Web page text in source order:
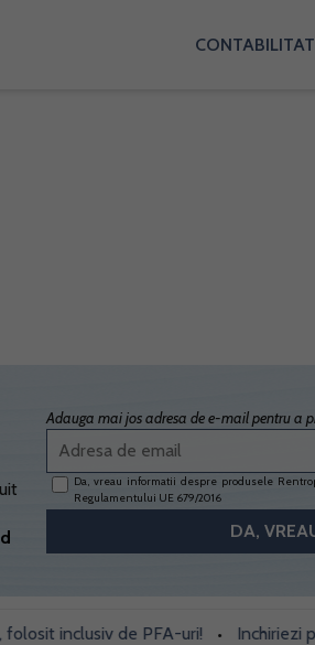
Adauga mai jos adresa de e-mail pentru a
Da, vreau informatii despre produsele
Regulamentului UE 679/2016
inclusiv de PFA-uri! • Inchiriezi prin